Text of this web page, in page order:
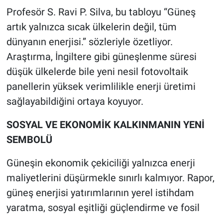
Profesör S. Ravi P. Silva, bu tabloyu “Güneş
artık yalnızca sıcak ülkelerin değil, tüm
dünyanın enerjisi.” sözleriyle özetliyor.
Araştırma, İngiltere gibi güneşlenme süresi
düşük ülkelerde bile yeni nesil fotovoltaik
panellerin yüksek verimlilikle enerji üretimi
sağlayabildiğini ortaya koyuyor.
SOSYAL VE EKONOMİK KALKINMANIN YENİ
SEMBOLÜ
Güneşin ekonomik çekiciliği yalnızca enerji
maliyetlerini düşürmekle sınırlı kalmıyor. Rapor,
güneş enerjisi yatırımlarının yerel istihdam
yaratma, sosyal eşitliği güçlendirme ve fosil